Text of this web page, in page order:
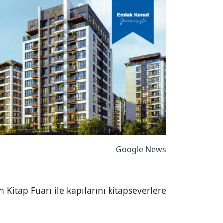
Google News
Fuarı ile kapılarını kitapseverlere